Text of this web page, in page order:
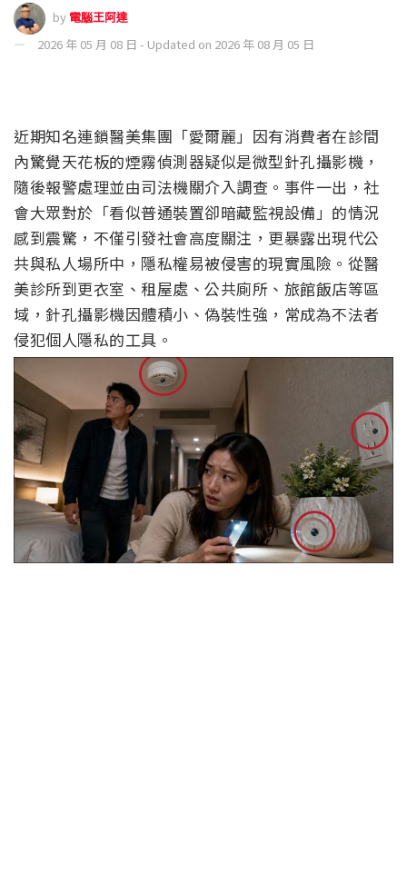
by 電腦王阿達
2026 年 05 月 08 日 - Updated on 2026 年 08 月 05 日
近期知名連鎖醫美集團「愛爾麗」因有消費者在診間
內驚覺天花板的煙霧偵測器疑似是微型針孔攝影機，
隨後報警處理並由司法機關介入調查。事件一出，社
會大眾對於「看似普通裝置卻暗藏監視設備」的情況
感到震驚，不僅引發社會高度關注，更暴露出現代公
共與私人場所中，隱私權易被侵害的現實風險。從醫
美診所到更衣室、租屋處、公共廁所、旅館飯店等區
域，針孔攝影機因體積小、偽裝性強，常成為不法者
侵犯個人隱私的工具。